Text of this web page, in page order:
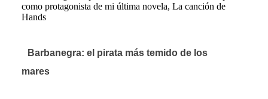
Barbanegra: el pirata más temido de los
mares